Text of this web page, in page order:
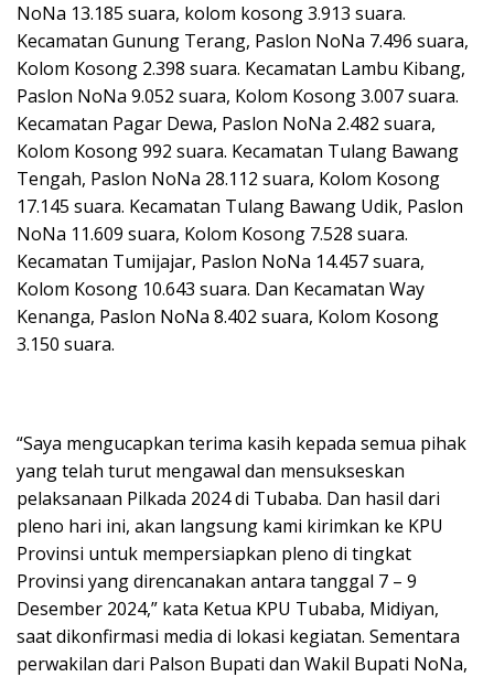
NoNa 13.185 suara, kolom kosong 3.913 suara.
Kecamatan Gunung Terang, Paslon NoNa 7.496 suara,
Kolom Kosong 2.398 suara. Kecamatan Lambu Kibang,
Paslon NoNa 9.052 suara, Kolom Kosong 3.007 suara.
Kecamatan Pagar Dewa, Paslon NoNa 2.482 suara,
Kolom Kosong 992 suara. Kecamatan Tulang Bawang
Tengah, Paslon NoNa 28.112 suara, Kolom Kosong
17.145 suara. Kecamatan Tulang Bawang Udik, Paslon
NoNa 11.609 suara, Kolom Kosong 7.528 suara.
Kecamatan Tumijajar, Paslon NoNa 14.457 suara,
Kolom Kosong 10.643 suara. Dan Kecamatan Way
Kenanga, Paslon NoNa 8.402 suara, Kolom Kosong
3.150 suara.
“Saya mengucapkan terima kasih kepada semua pihak
yang telah turut mengawal dan mensukseskan
pelaksanaan Pilkada 2024 di Tubaba. Dan hasil dari
pleno hari ini, akan langsung kami kirimkan ke KPU
Provinsi untuk mempersiapkan pleno di tingkat
Provinsi yang direncanakan antara tanggal 7 – 9
Desember 2024,” kata Ketua KPU Tubaba, Midiyan,
saat dikonfirmasi media di lokasi kegiatan. Sementara
perwakilan dari Palson Bupati dan Wakil Bupati NoNa,